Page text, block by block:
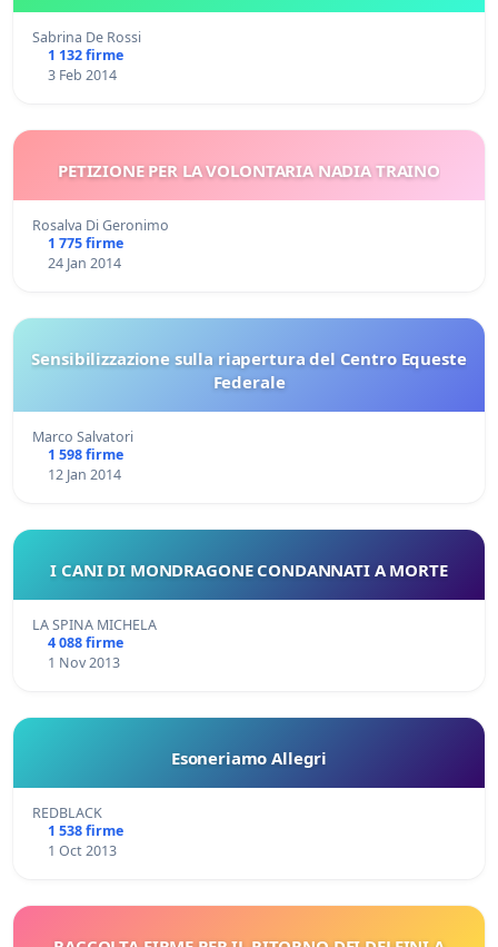
Sabrina De Rossi
1 132 firme
3 Feb 2014
PETIZIONE PER LA VOLONTARIA NADIA TRAINO
Rosalva Di Geronimo
1 775 firme
24 Jan 2014
Sensibilizzazione sulla riapertura del Centro Equeste
Federale
Marco Salvatori
1 598 firme
12 Jan 2014
I CANI DI MONDRAGONE CONDANNATI A MORTE
LA SPINA MICHELA
4 088 firme
1 Nov 2013
Esoneriamo Allegri
REDBLACK
1 538 firme
1 Oct 2013